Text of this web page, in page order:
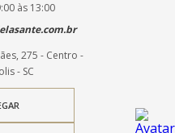
às 13:00
275 - Centro -
- SC